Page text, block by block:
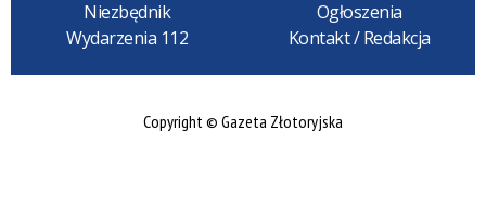
Niezbędnik
Ogłoszenia
Wydarzenia 112
Kontakt / Redakcja
Copyright © Gazeta Złotoryjska